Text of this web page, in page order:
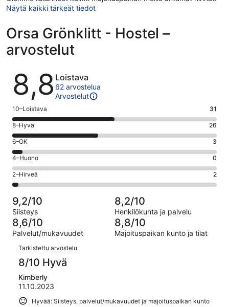
Näytä kaikki tärkeät tiedot
Orsa Grönklitt - Hostel –
arvostelut
Arvostelut
8,8 Loistava
62 arvostelua
Arvostelut
Arvosana
10
-
Loistava.
31
kautta
62
arvostelua
10–Loistava 31
Arvosana
8
-
Hyvä.
26
kautta
62
arvostelua
8–Hyvä 26
Arvosana
6
-
OK.
3
62
arvostelua
6–OK 3
Arvosana
4
-
Huono.
0
kautta
62
arvostelua
4–Huono 0
Arvosana
2
-
Hirveä.
2
kautta
62
arvostelua
2–Hirveä 2
9,2/10
Siisteys
8,2/10
Henkilökunta ja palvelu
8,6/10
Palvelut/mukavuudet
8,8/10
Majoituspaikan kunto ja tilat
Arvostelut
Tarkistettu arvostelu
8/10 Hyvä
Kimberly
11.10.2023
Hyvää: Siisteys, palvelut/mukavuudet ja majoituspaikan kunto